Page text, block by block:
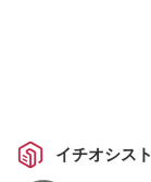
イチオシスト